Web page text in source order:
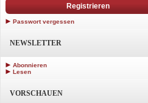
Registrieren
Passwort vergessen
NEWSLETTER
Abonnieren
Lesen
VORSCHAUEN